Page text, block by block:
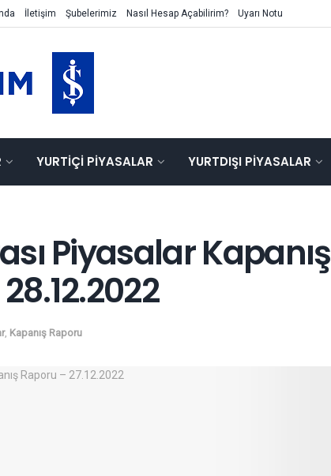
İletişim Şubelerimiz Nasıl Hesap Açabilirim? Uyarı Notu
YURTIÇI PIYASALAR YURTDIŞI PIYASALAR
Piyasalar Kapanış
, Kapanış Raporu